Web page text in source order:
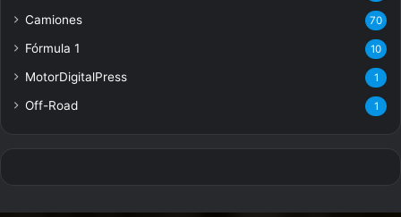
Camiones 70
Fórmula 1 10
MotorDigitalPress 1
Off-Road 1